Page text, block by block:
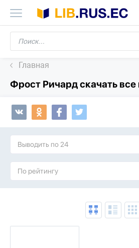
Главная
Фрост Ричард скачать все
Выводить по 24
По рейтингу